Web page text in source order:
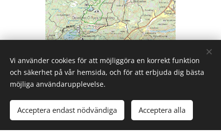
Vi använder cookies för att möjliggöra en korrekt funktion
och säkerhet på vår hemsida, och för att erbjuda dig bästa
möjliga användarupplevelse.
Acceptera endast nödvändiga Acceptera alla